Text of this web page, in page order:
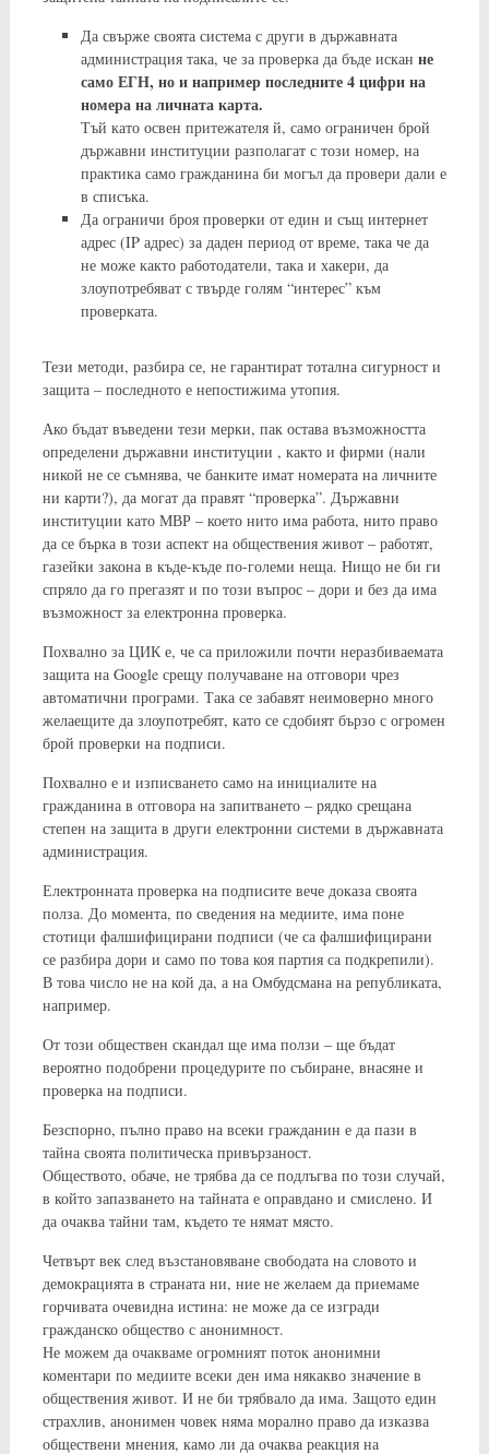
Да свърже своята система с други в държавната
администрация така, че за проверка да бъде искан не
само ЕГН, но и например последните 4 цифри на
номера на личната карта.
Тъй като освен притежателя й, само ограничен брой
държавни институции разполагат с този номер, на
практика само гражданина би могъл да провери дали е
в списъка.
Да ограничи броя проверки от един и същ интернет
адрес (IP адрес) за даден период от време, така че да
не може както работодатели, така и хакери, да
злоупотребяват с твърде голям “интерес” към
проверката.
Тези методи, разбира се, не гарантират тотална сигурност и
защита – последното е непостижима утопия.
Ако бъдат въведени тези мерки, пак остава възможността
определени държавни институции , както и фирми (нали
никой не се съмнява, че банките имат номерата на личните
ни карти?), да могат да правят “проверка”. Държавни
институции като МВР – което нито има работа, нито право
да се бърка в този аспект на обществения живот – работят,
газейки закона в къде-къде по-големи неща. Нищо не би ги
спряло да го прегазят и по този въпрос – дори и без да има
възможност за електронна проверка.
Похвално за ЦИК е, че са приложили почти неразбиваемата
защита на Google срещу получаване на отговори чрез
автоматични програми. Така се забавят неимоверно много
желаещите да злоупотребят, като се сдобият бързо с огромен
брой проверки на подписи.
Похвално е и изписването само на инициалите на
гражданина в отговора на запитването – рядко срещана
степен на защита в други електронни системи в държавната
администрация.
Електронната проверка на подписите вече доказа своята
полза. До момента, по сведения на медиите, има поне
стотици фалшифицирани подписи (че са фалшифицирани
се разбира дори и само по това коя партия са подкрепили).
В това число не на кой да, а на Омбудсмана на републиката,
например.
От този обществен скандал ще има ползи – ще бъдат
вероятно подобрени процедурите по събиране, внасяне и
проверка на подписи.
Безспорно, пълно право на всеки гражданин е да пази в
тайна своята политическа привързаност.
Обществото, обаче, не трябва да се подлъгва по този случай,
в който запазването на тайната е оправдано и смислено. И
да очаква тайни там, където те нямат място.
Четвърт век след възстановяване свободата на словото и
демокрацията в страната ни, ние не желаем да приемаме
горчивата очевидна истина: не може да се изгради
гражданско общество с анонимност.
Не можем да очакваме огромният поток анонимни
коментари по медиите всеки ден има някакво значение в
обществения живот. И не би трябвало да има. Защото един
страхлив, анонимен човек няма морално право да изказва
обществени мнения, камо ли да очаква реакция на